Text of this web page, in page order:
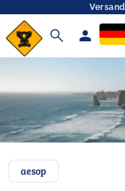
search person
aesop